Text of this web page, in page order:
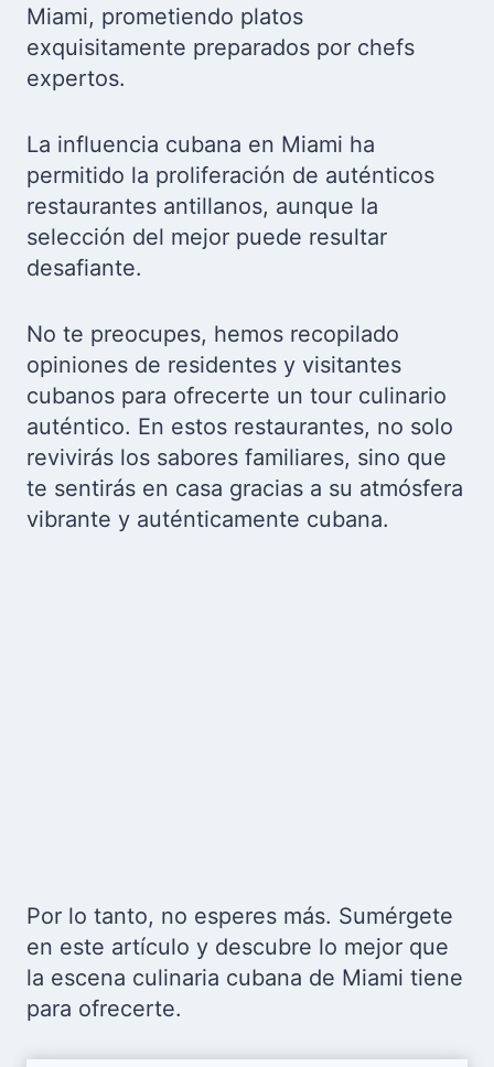
Miami, prometiendo platos
exquisitamente preparados por chefs
expertos.
La influencia cubana en Miami ha
permitido la proliferación de auténticos
restaurantes antillanos, aunque la
selección del mejor puede resultar
desafiante.
No te preocupes, hemos recopilado
opiniones de residentes y visitantes
cubanos para ofrecerte un tour culinario
auténtico. En estos restaurantes, no solo
revivirás los sabores familiares, sino que
te sentirás en casa gracias a su atmósfera
vibrante y auténticamente cubana.
Por lo tanto, no esperes más. Sumérgete
en este artículo y descubre lo mejor que
la escena culinaria cubana de Miami tiene
para ofrecerte.